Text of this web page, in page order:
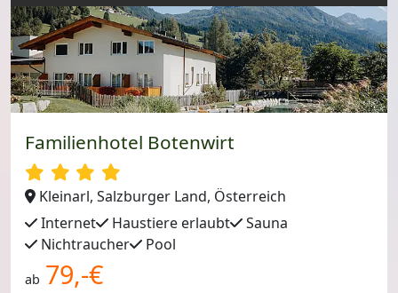
Familienhotel Botenwirt
Kleinarl, Salzburger Land, Österreich
Internet
Haustiere erlaubt
Sauna
Nichtraucher
Pool
ab 79,-€